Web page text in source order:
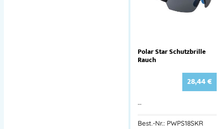
Polar Star Schutzbrille
Rauch
28,44€
…
Best.-Nr.: PWPS18SKR